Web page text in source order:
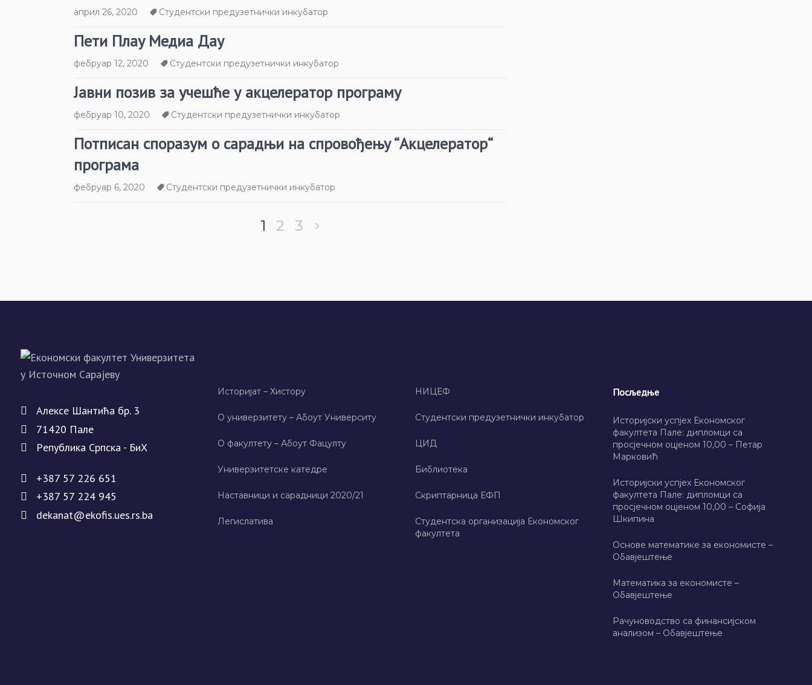
април 26, 2020 Студентски предузетнички инкубатор
Пети Плаy Медиа Даy
фебруар 12, 2020 Студентски предузетнички инкубатор
Јавни позив за учешће у акцелератор програму
фебруар 10, 2020 Студентски предузетнички инкубатор
Потписан споразум о сарадњи на спровођењу “Акцелератор“
програма
фебруар 6, 2020 Студентски предузетнички инкубатор
1 2 3
Алeксe Шантића бр. 3
71420 Палe
Рeпублика Српска - БиХ
+387 57 226 651
+387 57 224 945
dekanat@ekofis.ues.rs.ba
Историјат – Хисторy
О универзитету – Абоут Университy
О факултету – Абоут Фацултy
Универзитетске катедре
Наставници и сарадници 2020/21
Легислатива
НИЦЕФ
Студентски предузетнички инкубатор
ЦИД
Библиотека
Скриптарница ЕФП
Студентска организација Економског
факултета
Посљедње
Историјски успјех Економског
факултета Пале: дипломци са
просјечном оцјеном 10,00 – Петар
Марковић
Историјски успјех Економског
факултета Пале: дипломци са
просјечном оцјеном 10,00 – Софија
Шкипина
Основе математике за економисте –
Обавјештење
Математика за економисте –
Обавјештење
Рачуноводство са финансијском
анализом – Обавјештење